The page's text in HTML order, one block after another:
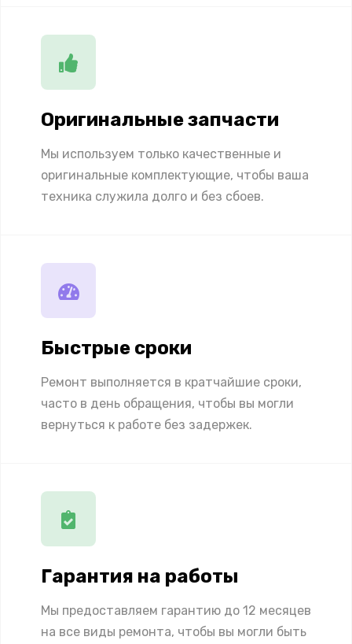
Оригинальные запчасти
Мы используем только качественные и
оригинальные комплектующие, чтобы ваша
техника служила долго и без сбоев.
Быстрые сроки
Ремонт выполняется в кратчайшие сроки,
часто в день обращения, чтобы вы могли
вернуться к работе без задержек.
Гарантия на работы
Мы предоставляем гарантию до 12 месяцев
на все виды ремонта, чтобы вы могли быть